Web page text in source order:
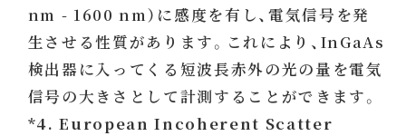
nm - 1600 nm）に感度を有し、電気信号を発
生させる性質があります。これにより、InGaAs
検出器に入ってくる短波長赤外の光の量を電気
信号の大きさとして計測することができます。
*4. European Incoherent Scatter